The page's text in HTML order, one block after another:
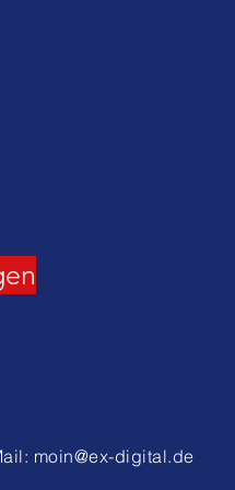
moin@ex-digital.de